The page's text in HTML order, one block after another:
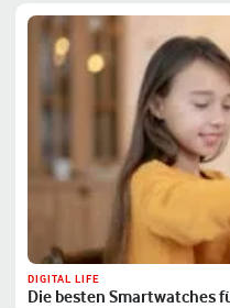
DIGITAL LIFE
Die besten Smartwatches